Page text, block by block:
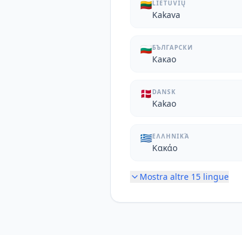
🇱🇹LIETUVIŲ
Kakava
🇧🇬БЪЛГАРСКИ
Какао
🇩🇰 DANSK
Kakao
🇬🇷ΕΛΛΗΝΙΚΆ
Κακάο
Mostra altre 15 lingue